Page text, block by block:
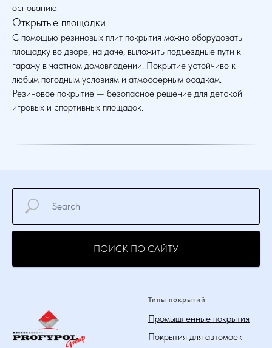
основанию!
Открытые площадки
С помощью резиновых плит покрытия можно оборудовать
площадку во дворе, на даче, выложить подъездные пути к
гаражу в частном домовладении. Покрытие устойчиво к
любым погодным условиям и атмосферным осадкам.
Резиновое покрытие — безопасное решение для детской
игровых и спортивных площадок.
ПОИСК ПО САЙТУ
Типы покрытий
Промышленные покрытия
Покрытия для автомоек